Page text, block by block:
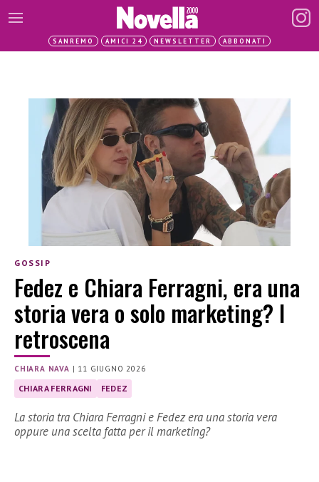
SANREMO AMICI 24 NEWSLETTER ABBONATI
GOSSIP
Fedez e Chiara Ferragni, era una
storia vera o solo marketing? I
retroscena
CHIARA NAVA | 11 GIUGNO 2026
CHIARA FERRAGNI FEDEZ
La storia tra Chiara Ferragni e Fedez era una storia vera
oppure una scelta fatta per il marketing?